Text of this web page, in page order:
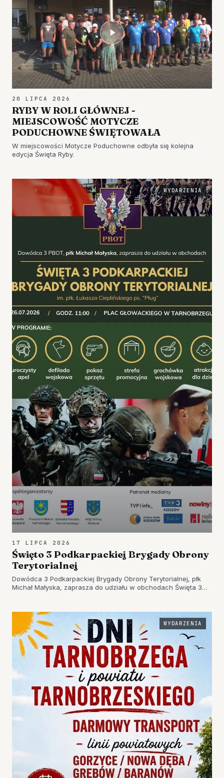
20 LIPCA 2026
RYBY W ROLI GŁÓWNEJ -
MIEJSCOWOŚĆ MOTYCZE
PODUCHOWNE ŚWIĘTOWAŁA
W miejscowości Motycze Poduchowne odbyła się kolejna
edycja Święta Ryby.
WYDARZENIA
17 LIPCA 2026
Święto 3 Podkarpackiej Brygady Obrony
Terytorialnej
Dowódca 3 Podkarpackiej Brygady Obrony Terytorialnej, płk
Michał Małyska, zaprasza do udziału w obchodach Święta 3
WYDARZENIA